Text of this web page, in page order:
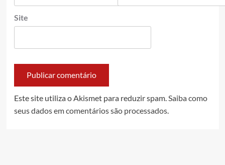
Site
Este site utiliza o Akismet para reduzir spam. Saiba como
seus dados em comentários são processados.